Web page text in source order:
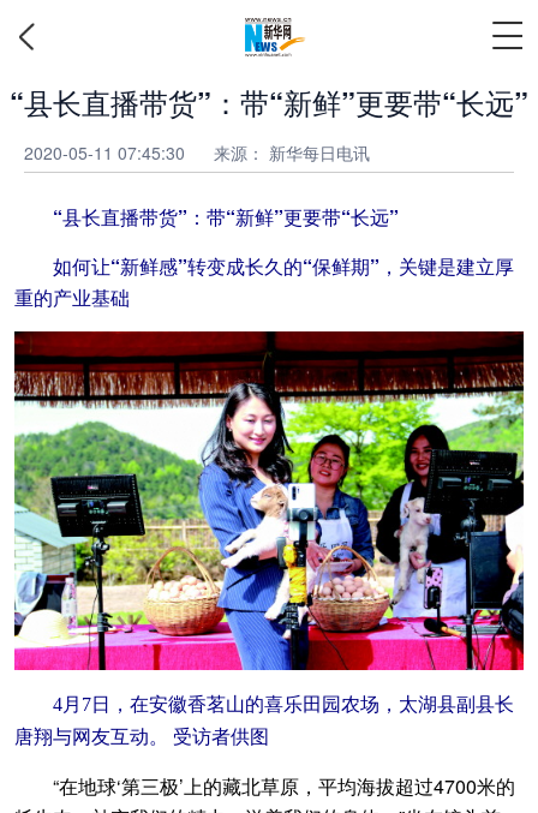
“县长直播带货”：带“新鲜”更要带“长远”
2020-05-11 07:45:30 来源： 新华每日电讯
“县长直播带货”：带“新鲜”更要带“长远”
如何让“新鲜感”转变成长久的“保鲜期”，关键是建立厚
重的产业基础
4月7日，在安徽香茗山的喜乐田园农场，太湖县副县长
唐翔与网友互动。 受访者供图
“在地球‘第三极’上的藏北草原，平均海拔超过4700米的